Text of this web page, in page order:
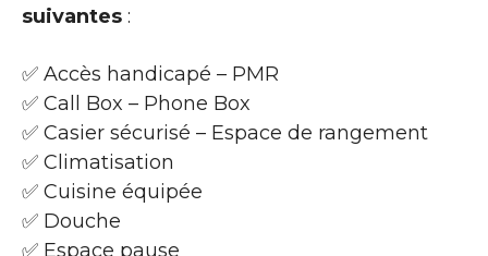
suivantes :
✅ Accès handicapé – PMR
✅ Call Box – Phone Box
✅ Casier sécurisé – Espace de rangement
✅ Climatisation
✅ Cuisine équipée
✅ Douche
✅ Espace pause